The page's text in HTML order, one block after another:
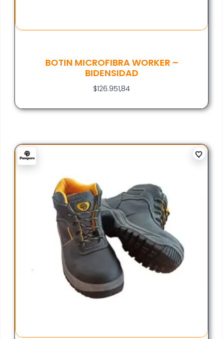
BOTIN MICROFIBRA WORKER –
BIDENSIDAD
$126.951,84